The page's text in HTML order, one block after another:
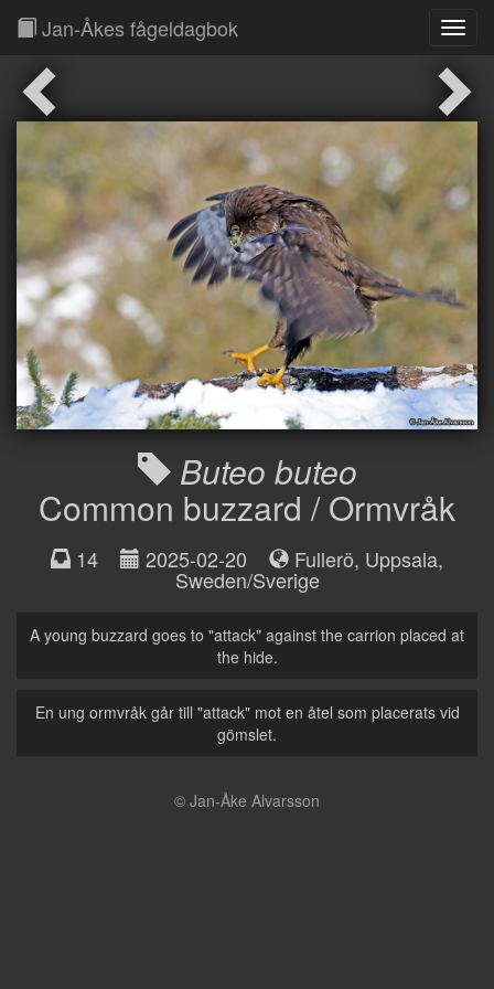
Jan-Åkes fågeldagbok
Buteo buteo
Common buzzard / Ormvråk
14 2025-02-20 Fullerö, Uppsala,
Sweden/Sverige
A young buzzard goes to "attack" against the carrion placed at
the hide.
En ung ormvråk går till "attack" mot en åtel som placerats vid
gömslet.
© Jan-Åke Alvarsson